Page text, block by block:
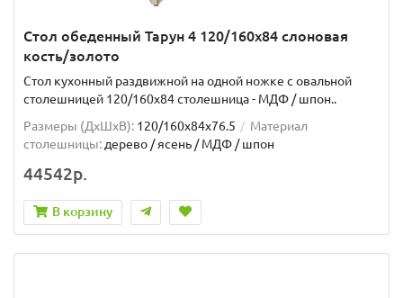
Стол обеденный Тарун 4 120/160х84 слоновая
кость/золото
Стол кухонный раздвижной на одной ножке с овальной
столешницей 120/160х84 столешница - МДФ / шпон..
Размеры (ДхШxВ): 120/160х84х76.5
Материал
столешницы: дерево / ясень / МДФ / шпон
44542р.
В корзину